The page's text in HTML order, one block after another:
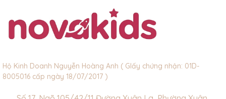
Hộ Kinh Doanh Nguyễn Hoàng Anh ( GIấy chứng nhận: 01D-
8005016 cấp ngày 18/07/2017 )